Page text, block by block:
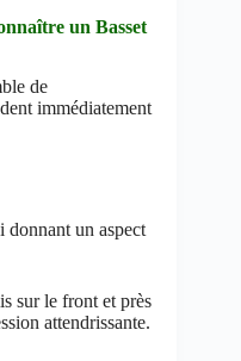
un Basset
de
immédiatement
donnant un aspect
sur le front et près
attendrissante.